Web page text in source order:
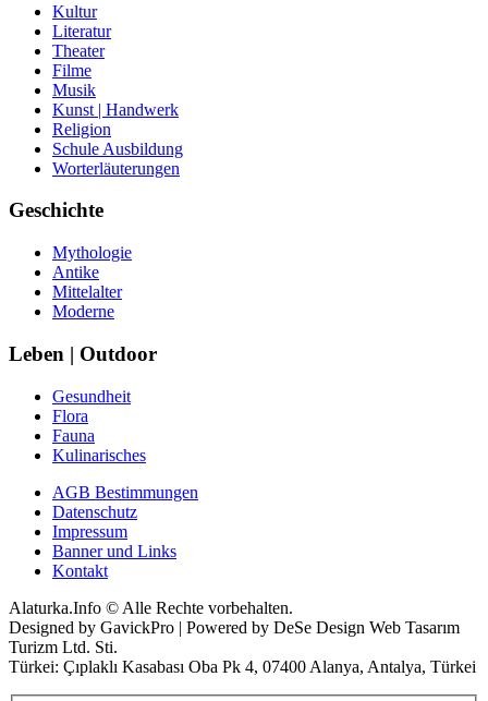
Kultur
Literatur
Theater
Filme
Musik
Kunst | Handwerk
Religion
Schule Ausbildung
Worterläuterungen
Geschichte
Mythologie
Antike
Mittelalter
Moderne
Leben | Outdoor
Gesundheit
Flora
Fauna
Kulinarisches
AGB Bestimmungen
Datenschutz
Impressum
Banner und Links
Kontakt
Alaturka.Info © Alle Rechte vorbehalten.
Designed by GavickPro | Powered by DeSe Design Web Tasarım
Turizm Ltd. Sti.
Türkei: Çıplaklı Kasabası Oba Pk 4, 07400 Alanya, Antalya, Türkei